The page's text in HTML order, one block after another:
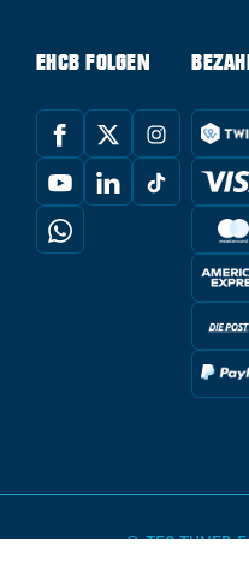
EHCB FOLGEN
© TFS TUNED